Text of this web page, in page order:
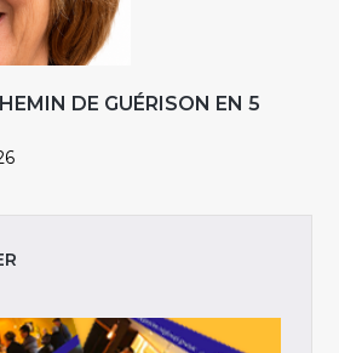
DE GUÉRISON EN 5